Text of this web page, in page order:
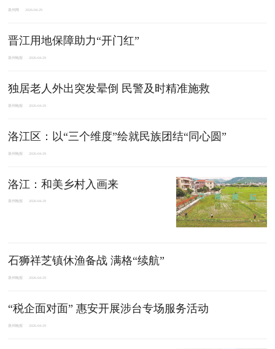
泉州网 2026-04-29
晋江用地保障助力“开门红”
泉州晚报 2026-04-29
独居老人外出突发晕倒 民警及时精准施救
泉州晚报 2026-04-29
洛江区：以“三个维度”绘就民族团结“同心圆”
泉州晚报 2026-04-29
洛江：和美乡村入画来
泉州晚报 2026-04-29
石狮祥芝镇休渔备战 满格“续航”
泉州晚报 2026-04-29
“税企面对面” 惠安开展涉台专场服务活动
泉州晚报 2026-04-29